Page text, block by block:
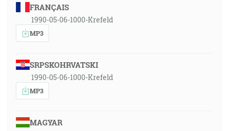
FRANÇAIS
1990-05-06-1000-Krefeld
MP3
SRPSKOHRVATSKI
1990-05-06-1000-Krefeld
MP3
MAGYAR